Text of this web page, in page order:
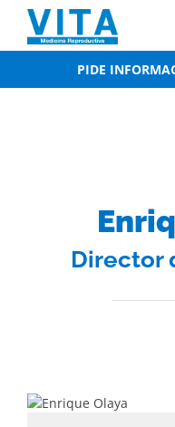
content
PIDE
Director